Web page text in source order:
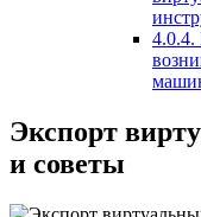
4.0.4.
Экспорт
и советы